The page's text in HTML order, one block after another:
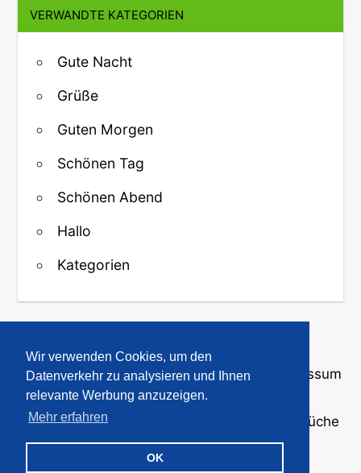
Wir verwenden Cookies, um den
Datenverkehr zu analysieren und Ihnen
relevante Werbung anzuzeigen.
Mehr erfahren
OK
VERWANDTE KATEGORIEN
Gute Nacht
Grüße
Guten Morgen
Schönen Tag
Schönen Abend
Hallo
Kategorien
↑ Zurück zum Anfang
Über uns·Kontakt·Datenschutz Impressum
© 2008-2026
· Bilder und Sprüche
für WhatsApp und Profile